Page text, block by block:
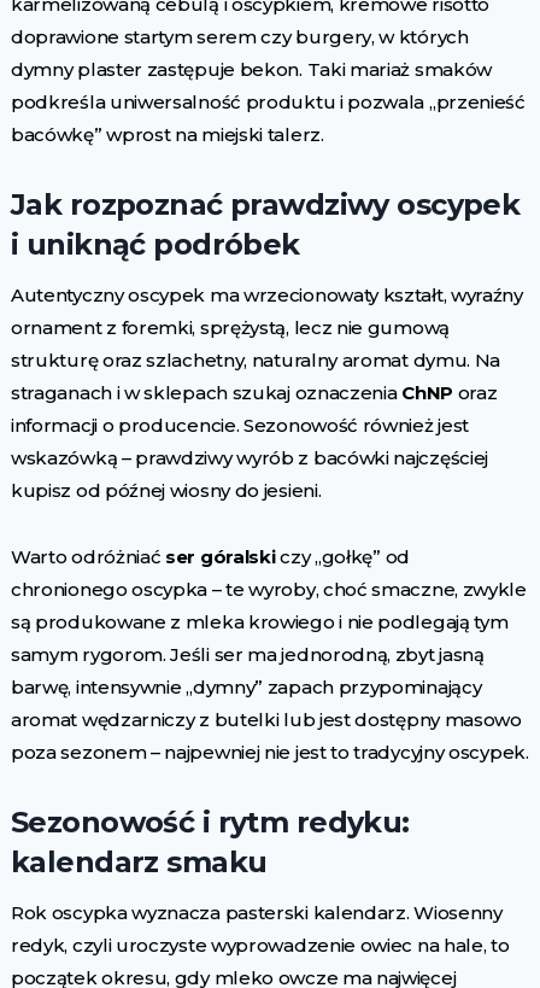
doprawione startym serem czy burgery, w których
dymny plaster zastępuje bekon. Taki mariaż smaków
podkreśla uniwersalność produktu i pozwala „przenieść
bacówkę” wprost na miejski talerz.
Jak rozpoznać prawdziwy oscypek
i uniknąć podróbek
Autentyczny oscypek ma wrzecionowaty kształt, wyraźny
ornament z foremki, sprężystą, lecz nie gumową
strukturę oraz szlachetny, naturalny aromat dymu. Na
straganach i w sklepach szukaj oznaczenia ChNP oraz
informacji o producencie. Sezonowość również jest
wskazówką – prawdziwy wyrób z bacówki najczęściej
kupisz od późnej wiosny do jesieni.
Warto odróżniać ser góralskiczy „gołkę” od
chronionego oscypka – te wyroby, choć smaczne, zwykle
są produkowane z mleka krowiego i nie podlegają tym
samym rygorom. Jeśli ser ma jednorodną, zbyt jasną
barwę, intensywnie „dymny” zapach przypominający
aromat wędzarniczy z butelki lub jest dostępny masowo
poza sezonem – najpewniej nie jest to tradycyjny oscypek.
Sezonowość i rytm redyku:
kalendarz smaku
Rok oscypka wyznacza pasterski kalendarz. Wiosenny
redyk, czyli uroczyste wyprowadzenie owiec na hale, to
początek okresu, gdy mleko owcze ma najwięcej